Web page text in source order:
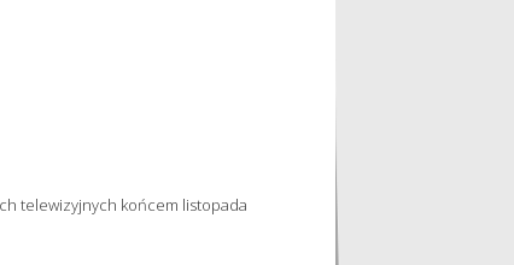
telewizyjnych końcem listopada